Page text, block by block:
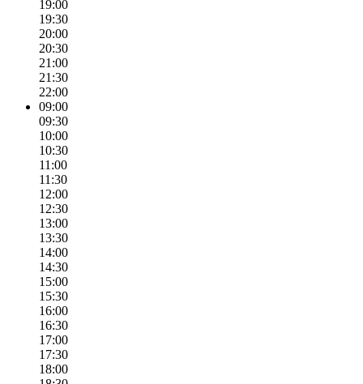
19:00
19:30
20:00
20:30
21:00
21:30
22:00
09:00
09:30
10:00
10:30
11:00
11:30
12:00
12:30
13:00
13:30
14:00
14:30
15:00
15:30
16:00
16:30
17:00
17:30
18:00